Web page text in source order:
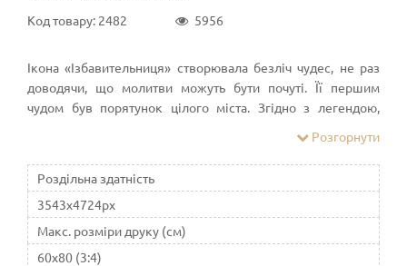
Код товару: 2482 5956
Ікона «Ізбавительниця» створювала безліч чудес, не раз
доводячи, що молитви можуть бути почуті. Її першим
чудом був порятунок цілого міста. Згідно з легендою,
протистояти нападу сарани. Негода прийшло раптово, коли
городяни не були готові. Великі зграї комах взялися
винищувати урожай, і люди були приречені на голод і
вимирання.
Розгорнути
Роздільна здатність
3543x4724px
Макс. розміри друку (см)
60x80 (3:4)